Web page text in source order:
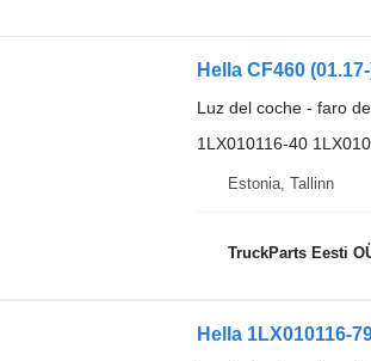
Luz del coche - faro
1LX010116-40
Estonia, Tallinn
TruckParts Eesti
Hella 1LX010116-